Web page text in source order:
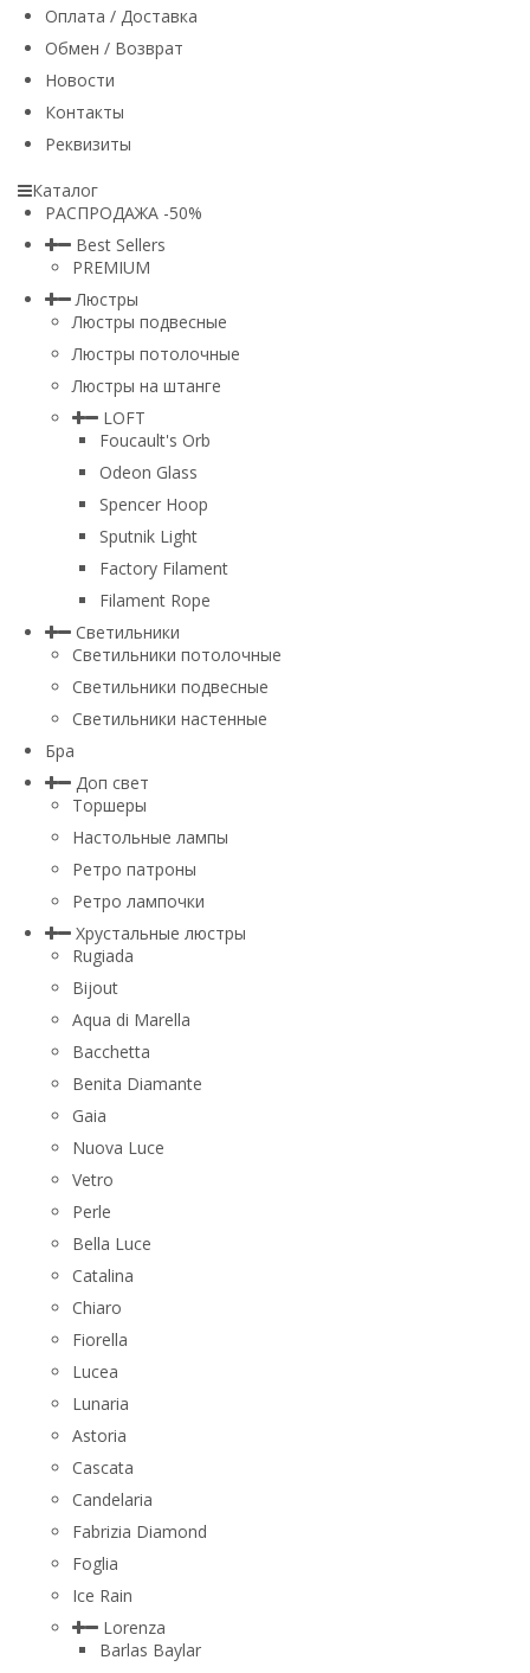
Оплата / Доставка
Обмен / Возврат
Новости
Контакты
Реквизиты
Каталог
РАСПРОДАЖА -50%
Best Sellers
PREMIUM
Люстры
Люстры подвесные
Люстры потолочные
Люстры на штанге
LOFT
Foucault's Orb
Odeon Glass
Spencer Hoop
Sputnik Light
Factory Filament
Filament Rope
Светильники
Светильники потолочные
Светильники подвесные
Светильники настенные
Бра
Доп свет
Торшеры
Настольные лампы
Ретро патроны
Ретро лампочки
Хрустальные люстры
Rugiada
Bijout
Aqua di Marella
Bacchetta
Benita Diamante
Gaia
Nuova Luce
Vetro
Perle
Bella Luce
Сatalina
Chiaro
Fiorella
Lucea
Lunaria
Astoria
Cascata
Candelaria
Fabrizia Diamond
Foglia
Ice Rain
Lorenza
Barlas Baylar